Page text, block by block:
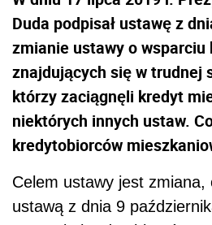
Duda podpisał ustawę z
zmianie ustawy o
znajdujących się w trudnej
którzy zaciągnęli kredyt
niektórych innych ustaw.
kredytobiorców
Celem ustawy jest zmiana,
ustawą z dnia 9